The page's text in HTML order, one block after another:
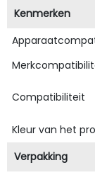
Kenmerken
Compatibiliteit
Kleur van het
Verpakking